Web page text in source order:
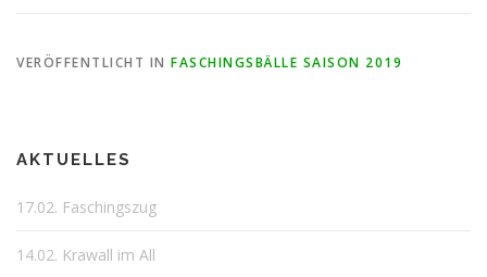
VERÖFFENTLICHT IN FASCHINGSBÄLLE SAISON 2019
AKTUELLES
17.02. Faschingszug
14.02. Krawall im All